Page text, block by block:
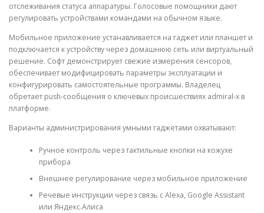
отслеживания статуса аппаратуры. Голосовые помощники дают
регулировать устройствами командами на обычном языке.
Мобильное приложение устанавливается на гаджет или планшет и
подключается к устройству через домашнюю сеть или виртуальный
решение. Софт демонстрирует свежие измерения сенсоров,
обеспечивает модифицировать параметры эксплуатации и
конфигурировать самостоятельные программы. Владелец
обретает push-сообщения о ключевых происшествиях admiral-x в
платформе.
Варианты администрирования умными гаджетами охватывают:
Ручное контроль через тактильные кнопки на кожухе
прибора
Внешнее регулирование через мобильное приложение
Речевые инструкции через связь с Alexa, Google Assistant
или Яндекс.Алиса